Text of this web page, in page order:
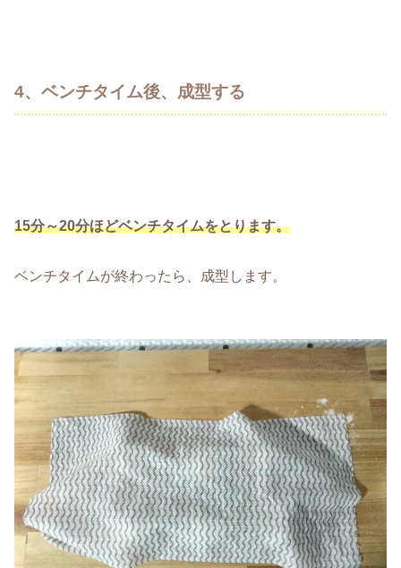
4、ベンチタイム後、成型する
15分～20分ほどベンチタイムをとります。
ベンチタイムが終わったら、成型します。